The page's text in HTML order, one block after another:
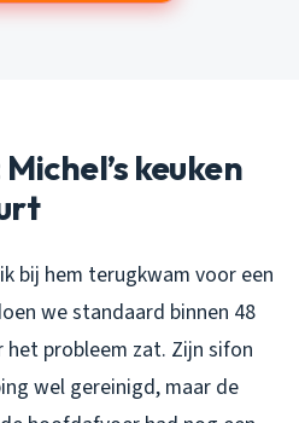
keuken
bij hem terugkwam voor een
we standaard binnen 48
het probleem zat. Zijn sifon
wel gereinigd, maar de